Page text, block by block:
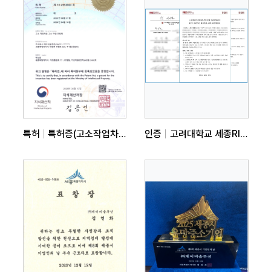
특허 특허증(고소작업차용고소작업조립체) 인증 고려대학교 세종RISE사업단 업무협약